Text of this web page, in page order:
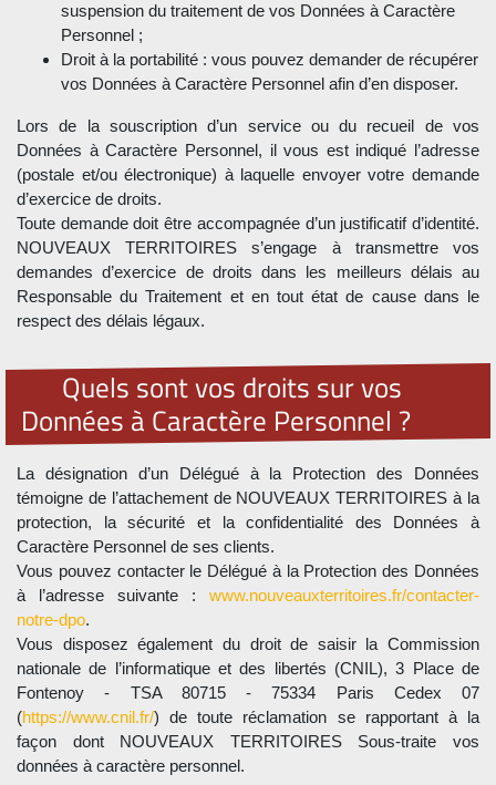
suspension du traitement de vos Données à Caractère
Personnel ;
Droit à la portabilité : vous pouvez demander de récupérer
vos Données à Caractère Personnel afin d’en disposer.
Lors de la souscription d’un service ou du recueil de vos
Données à Caractère Personnel, il vous est indiqué l’adresse
(postale et/ou électronique) à laquelle envoyer votre demande
d’exercice de droits.
Toute demande doit être accompagnée d’un justificatif d’identité.
NOUVEAUX TERRITOIRES s’engage à transmettre vos
demandes d’exercice de droits dans les meilleurs délais au
Responsable du Traitement et en tout état de cause dans le
respect des délais légaux.
Quels sont vos droits sur vos
Données à Caractère Personnel ?
La désignation d’un Délégué à la Protection des Données
témoigne de l’attachement de NOUVEAUX TERRITOIRES à la
protection, la sécurité et la confidentialité des Données à
Caractère Personnel de ses clients.
Vous pouvez contacter le Délégué à la Protection des Données
à l’adresse suivante : www.nouveauxterritoires.fr/contacter-
notre-dpo.
Vous disposez également du droit de saisir la Commission
nationale de l’informatique et des libertés (CNIL), 3 Place de
Fontenoy - TSA 80715 - 75334 Paris Cedex 07
(https://www.cnil.fr/) de toute réclamation se rapportant à la
façon dont NOUVEAUX TERRITOIRES Sous-traite vos
données à caractère personnel.